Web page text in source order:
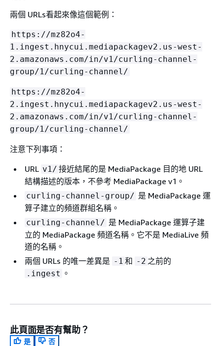
兩個 URLs看起來像這個範例：
https://mz82o4-
1.ingest.hnycui.mediapackagev2.us-west-
2.amazonaws.com/in/v1/curling-channel-
group/1/curling-channel/
https://mz82o4-
2.ingest.hnycui.mediapackagev2.us-west-
2.amazonaws.com/in/v1/curling-channel-
group/1/curling-channel/
注意下列事項：
URL v1/ 接近結尾的是 MediaPackage 目的地 URL
結構描述的版本，不參考 MediaPackage v1。
curling-channel-group/ 是 MediaPackage 運
算子建立的頻道群組名稱。
curling-channel/ 是 MediaPackage 運算子建
立的 MediaPackage 頻道名稱。它不是 MediaLive 頻
道的名稱。
兩個 URLs 的唯一差異是 -1 和 -2 之前的
.ingest 。
此頁面是否有幫助？
是
否